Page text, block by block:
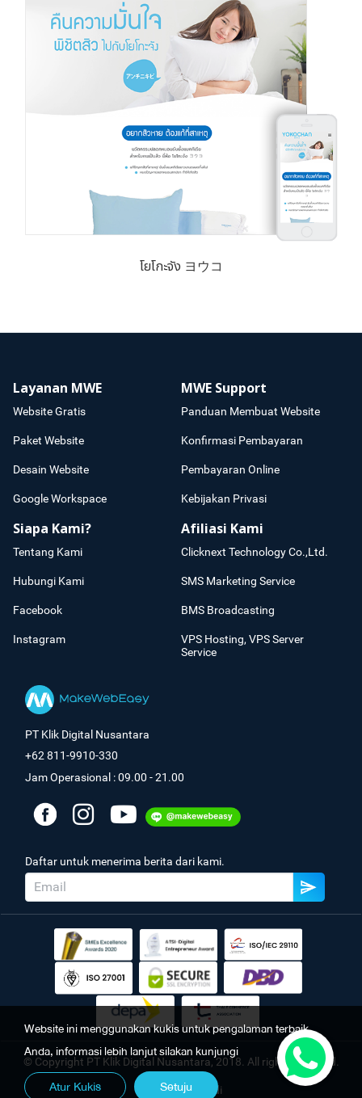
โยโกะจัง ヨウコ
Layanan MWE
Website Gratis
Paket Website
Desain Website
Google Workspace
MWE Support
Panduan Membuat Website
Konfirmasi Pembayaran
Pembayaran Online
Kebijakan Privasi
Siapa Kami?
Tentang Kami
Hubungi Kami
Facebook
Instagram
Afiliasi Kami
Clicknext Technology Co.,Ltd.
SMS Marketing Service
BMS Broadcasting
VPS Hosting, VPS Server
Service
PT Klik Digital Nusantara
+62 811-9910-330
Jam Operasional : 09.00 - 21.00
Daftar untuk menerima berita dari kami.
© Copyright PT Klik Digital Nusantara, 2018. All rights reserved.
Kebijakan Pribadi
Website ini menggunakan kukis untuk pengalaman terbaik
Anda, informasi lebih lanjut silakan kunjungi
Atur Kukis Setuju